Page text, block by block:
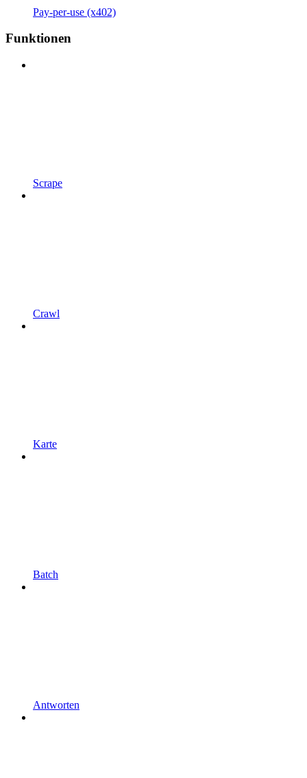
Pay-per-use (x402)
Funktionen
Scrape
Crawl
Karte
Batch
Antworten